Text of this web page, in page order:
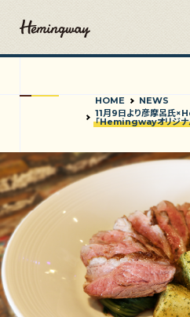
HOME
NEWS
11月9日より彦摩呂氏
「Hemingwayオリジナ